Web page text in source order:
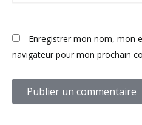
Enregistrer mon nom, mon
navigateur pour mon prochain